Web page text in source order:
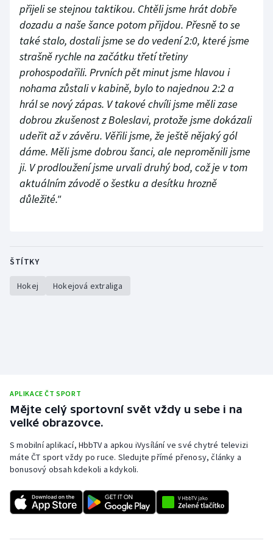
přijeli se stejnou taktikou. Chtěli jsme hrát dobře
dozadu a naše šance potom přijdou. Přesně to se
také stalo, dostali jsme se do vedení 2:0, které jsme
strašně rychle na začátku třetí třetiny
prohospodařili. Prvních pět minut jsme hlavou i
nohama zůstali v kabině, bylo to najednou 2:2 a
hrál se nový zápas. V takové chvíli jsme měli zase
dobrou zkušenost z Boleslavi, protože jsme dokázali
udeřit až v závěru. Věřili jsme, že ještě nějaký gól
dáme. Měli jsme dobrou šanci, ale neproměnili jsme
ji. V prodloužení jsme urvali druhý bod, což je v tom
aktuálním závodě o šestku a desítku hrozně
důležité."
ŠTÍTKY
Hokej Hokejová extraliga
APLIKACE ČT SPORT
Mějte celý sportovní svět vždy u sebe i na
velké obrazovce.
S mobilní aplikací, HbbTV a apkou iVysílání ve své chytré televizi
máte ČT sport vždy po ruce. Sledujte přímé přenosy, články a
bonusový obsah kdekoli a kdykoli.